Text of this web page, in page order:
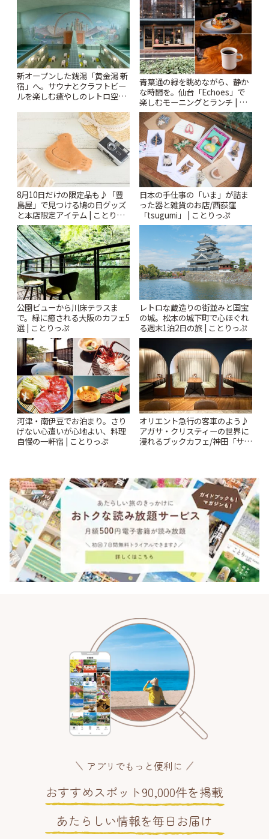
新オープンした銭湯「黄金湯 新
宿」へ。サウナとクラフトビー
ルを楽しむ癒やしのレトロ空間
青葉通の緑を眺めながら、静か
な時間を。仙台「Echoes」で
楽しむモーニングとランチ | こ
とりっぷ
8月10日だけの限定品も♪「豊
島屋」で見つける鳩の日グッズ
と本店限定アイテム | ことりっ
ぷ
日本の手仕事の「いま」が詰ま
った器と雑貨のお店/西荻窪
「tsugumi」 | ことりっぷ
公園ビューから川床テラスま
で。緑に癒される大阪のカフェ5
選 | ことりっぷ
レトロな蔵造りの街並みと国宝
の城。松本の城下町で心ほぐれ
る週末1泊2日の旅 | ことりっぷ
河津・南伊豆でお泊まり。さり
げない心遣いが心地よい、料理
自慢の一軒宿 | ことりっぷ
オリエント急行の客車のよう♪
アガサ・クリスティーの世界に
浸れるブックカフェ/神田「サロ
アプリでもっと便利に
おすすめスポット90,000件を掲載
あたらしい情報を毎日お届け